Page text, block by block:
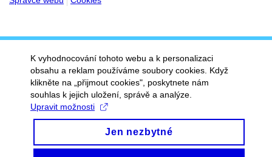
K vyhodnocování tohoto webu a k personalizaci
obsahu a reklam používáme soubory cookies. Když
klikněte na „přijmout cookies", poskytnete nám
souhlas k jejich uložení, správě a analýze.
Upravit možnosti
Jen nezbytné